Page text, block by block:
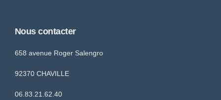
Nous contacter
658 avenue Roger Salengro
92370 CHAVILLE
06.83.21.62.40